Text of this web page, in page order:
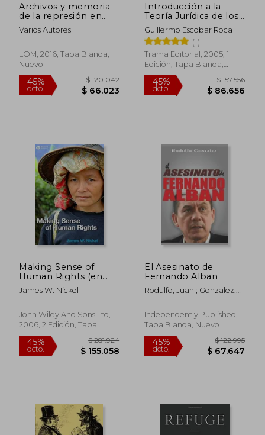
45%
dcto.
$ 400.737
$ 220.405
45%
dcto.
Archivos y memoria
de la represión en
América Latina (1973-
1990)
Varios Autores
LOM, 2016, Tapa Blanda,
Nuevo
Introducción a la
Teoría Jurídica de los
Derechos Humanos
Guillermo Escobar Roca
(1)
Trama Editorial, 2005, 1
Edición, Tapa Blanda,
Nuevo
Making Sense of
Human Rights (en
Inglés)
James W. Nickel
John Wiley And Sons Ltd,
2006, 2 Edición, Tapa
Blanda, Nuevo
El Asesinato de
Fernando Alban
Rodulfo, Juan ; Gonzalez,
Independently Published,
Tapa Blanda, Nuevo